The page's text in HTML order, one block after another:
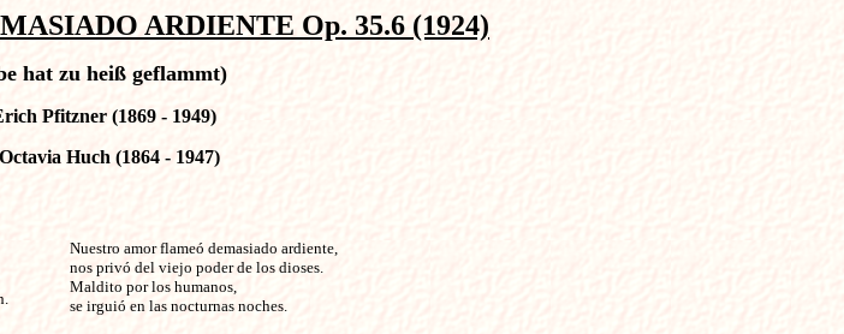
ARDIENTE Op. 35.6 (1924)
hat zu heiß geflammt)
Pfitzner (1869 - 1949)
Huch (1864 - 1947)
Nuestro amor flameó demasiado ardiente,
nos privó del viejo poder de los dioses.
Maldito por los humanos,
se irguió en las nocturnas noches.